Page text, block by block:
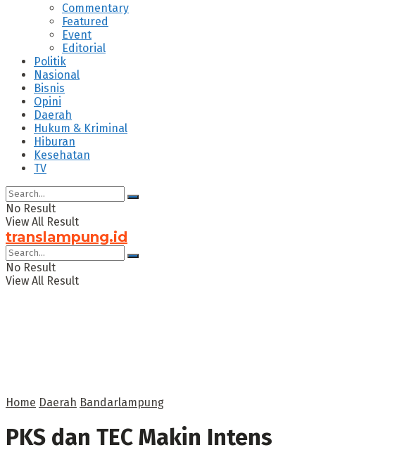
Commentary
Featured
Event
Editorial
Politik
Nasional
Bisnis
Opini
Daerah
Hukum & Kriminal
Hiburan
Kesehatan
TV
No Result
View All Result
translampung.id
No Result
View All Result
Home Daerah Bandarlampung
PKS dan TEC Makin Intens